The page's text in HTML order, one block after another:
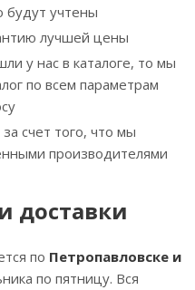
будут учтены
лучшей цены
у нас в каталоге, то мы
по всем параметрам
счет того, что мы
производителями
доставки
по Петропавловске и
по пятницу. Вся